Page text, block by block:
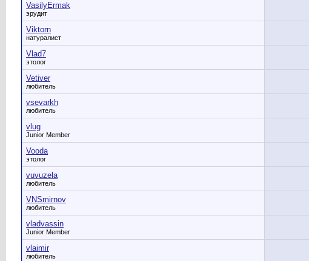
VasilyErmak
эрудит
Viktorn
натуралист
Vlad7
этолог
Vetiver
любитель
vsevarkh
любитель
vlug
Junior Member
Vooda
этолог
vuvuzela
любитель
VNSmirnov
любитель
vladvassin
Junior Member
vlaimir
любитель